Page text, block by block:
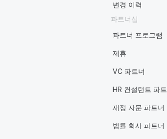
변경 이력
파트너십
파트너 프로그램
제휴
VC 파트너
HR 컨설턴트 파
재정 자문 파트너
법률 회사 파트너